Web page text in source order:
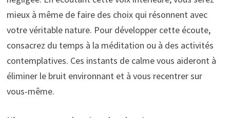
mieux à même de faire des choix qui résonnent avec
votre véritable nature. Pour développer cette écoute,
consacrez du temps à la méditation ou à des activités
contemplatives. Ces instants de calme vous aideront à
éliminer le bruit environnant et à vous recentrer sur
vous-même.